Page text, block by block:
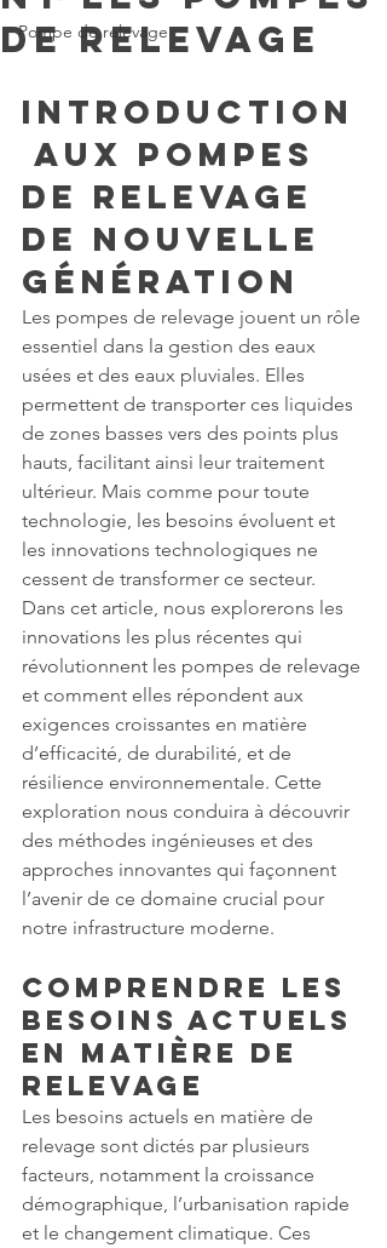
Pompe de relevage
de relevage
Introduction
aux Pompes
de Relevage
de Nouvelle
Génération
Les pompes de relevage jouent un rôle
essentiel dans la gestion des eaux
usées et des eaux pluviales. Elles
permettent de transporter ces liquides
de zones basses vers des points plus
hauts, facilitant ainsi leur traitement
ultérieur. Mais comme pour toute
technologie, les besoins évoluent et
les innovations technologiques ne
cessent de transformer ce secteur.
Dans cet article, nous explorerons les
innovations les plus récentes qui
révolutionnent les pompes de relevage
et comment elles répondent aux
exigences croissantes en matière
d’efficacité, de durabilité, et de
résilience environnementale. Cette
exploration nous conduira à découvrir
des méthodes ingénieuses et des
approches innovantes qui façonnent
l’avenir de ce domaine crucial pour
notre infrastructure moderne.
Comprendre les
Besoins Actuels
en Matière de
Relevage
Les besoins actuels en matière de
relevage sont dictés par plusieurs
facteurs, notamment la croissance
démographique, l’urbanisation rapide
et le changement climatique. Ces